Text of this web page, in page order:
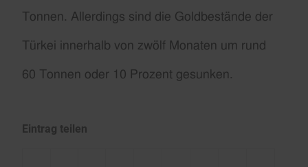
Tonnen. Allerdings sind die Goldbestände der
Türkei innerhalb von zwölf Monaten um rund
60 Tonnen oder 10 Prozent gesunken.
Eintrag teilen